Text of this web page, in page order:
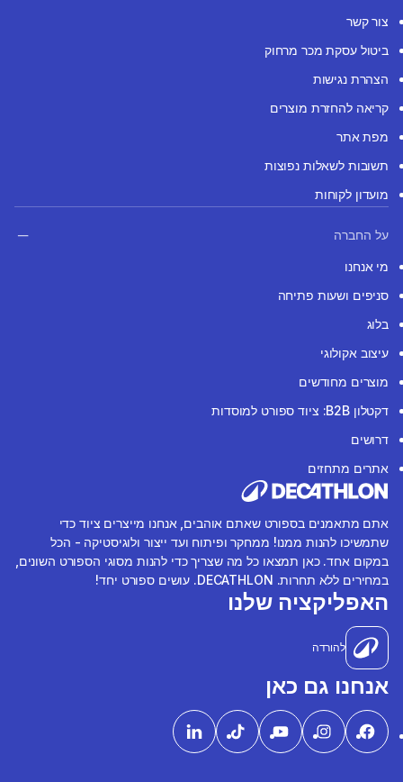
צור קשר
ביטול עסקת מכר מרחוק
הצהרת נגישות
קריאה להחזרת מוצרים
מפת אתר
תשובות לשאלות נפוצות
מועדון לקוחות
על החברה
מי אנחנו
סניפים ושעות פתיחה
בלוג
עיצוב אקולוגי
מוצרים מחודשים
דקטלון B2B: ציוד ספורט למוסדות
דרושים
אתרים מתחזים
אתם מתאמנים בספורט שאתם אוהבים, אנחנו מייצרים ציוד כדי
שתמשיכו להנות ממנו! ממחקר ופיתוח ועד ייצור ולוגיסטיקה - הכל
במקום אחד. כאן תמצאו כל מה שצריך כדי להנות מסוגי הספורט השונים,
במחירים ללא תחרות. DECATHLON. עושים ספורט יחד!
האפליקציה שלנו
להורדה
אנחנו גם כאן